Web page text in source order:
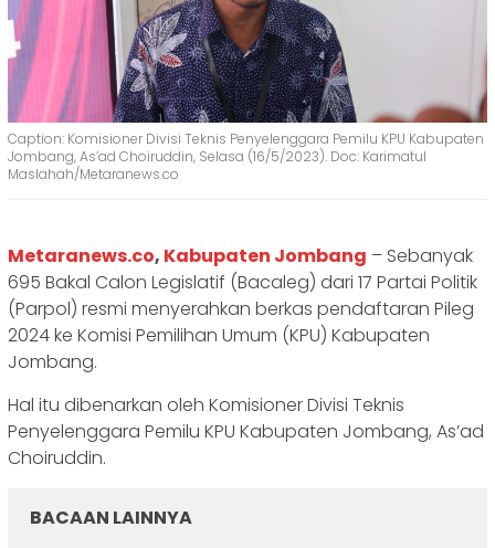
Caption: Komisioner Divisi Teknis Penyelenggara Pemilu KPU Kabupaten
Jombang, As’ad Choiruddin, Selasa (16/5/2023). Doc: Karimatul
Maslahah/Metaranews.co
Metaranews.co, Kabupaten Jombang – Sebanyak
695 Bakal Calon Legislatif (Bacaleg) dari 17 Partai Politik
(Parpol) resmi menyerahkan berkas pendaftaran Pileg
2024 ke Komisi Pemilihan Umum (KPU) Kabupaten
Jombang.
Hal itu dibenarkan oleh Komisioner Divisi Teknis
Penyelenggara Pemilu KPU Kabupaten Jombang, As’ad
Choiruddin.
BACAAN LAINNYA